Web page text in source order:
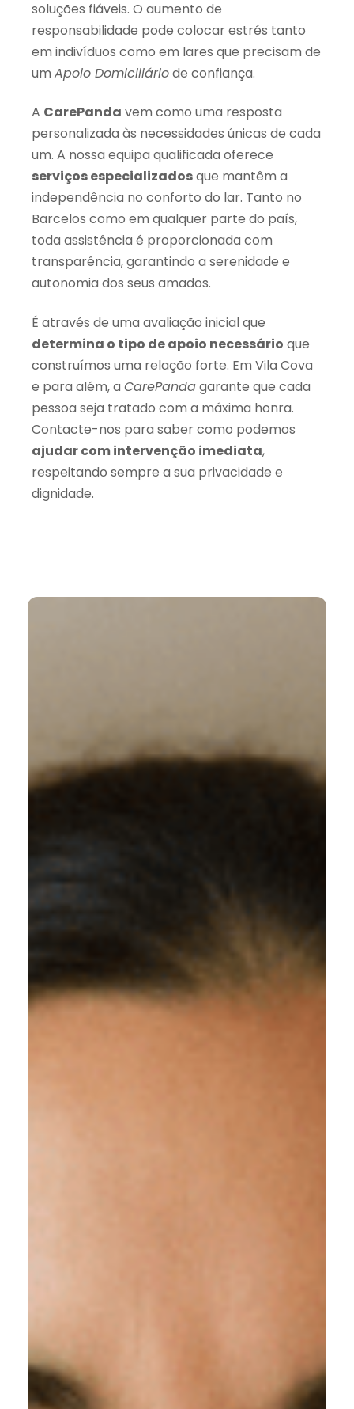
soluções fiáveis. O aumento de
responsabilidade pode colocar estrés tanto
em indivíduos como em lares que precisam de
um Apoio Domiciliáriode confiança.
A CarePanda vem como uma resposta
personalizada às necessidades únicas de cada
um. A nossa equipa qualificada oferece
serviços especializadosque mantêm a
independência no conforto do lar. Tanto no
Barcelos como em qualquer parte do país,
toda assistência é proporcionada com
transparência, garantindo a serenidade e
autonomia dos seus amados.
É através de uma avaliação inicial que
determina o tipo de apoio necessário que
construímos uma relação forte. Em Vila Cova
e para além, a CarePandagarante que cada
pessoa seja tratado com a máxima honra.
Contacte-nos para saber como podemos
ajudar com intervenção imediata,
respeitando sempre a sua privacidade e
dignidade.